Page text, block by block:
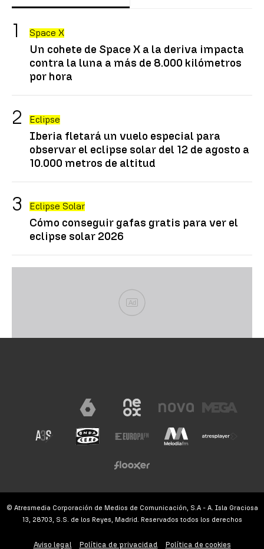
Space X
Un cohete de Space X a la deriva impacta
contra la luna a más de 8.000 kilómetros
por hora
Eclipse
Iberia fletará un vuelo especial para
observar el eclipse solar del 12 de agosto a
10.000 metros de altitud
Eclipse Solar
Cómo conseguir gafas gratis para ver el
eclipse solar 2026
Ad
© Atresmedia Corporación de Medios de Comunicación, S.A - A. Isla Graciosa
13, 28703, S.S. de los Reyes, Madrid. Reservados todos los derechos
Aviso legal Política de privacidad Política de cookies